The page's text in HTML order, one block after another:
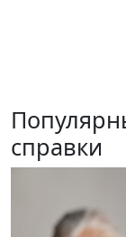
справки